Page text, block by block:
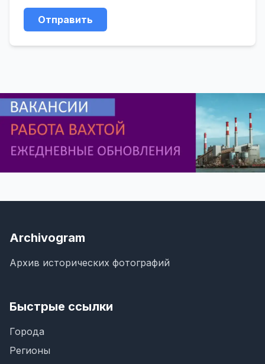
Отправить
Archivogram
Архив исторических фотографий
Быстрые ссылки
Города
Регионы